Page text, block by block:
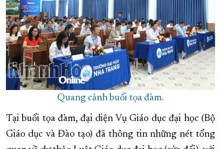
Quang cảnh buổi tọa đàm.
Tại buổi tọa đàm, đại diện Vụ Giáo dục đại học (Bộ
Giáo dục và Đào tạo) đã thông tin những nét tổng